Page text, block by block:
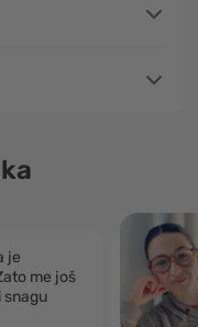
je
me još
snagu